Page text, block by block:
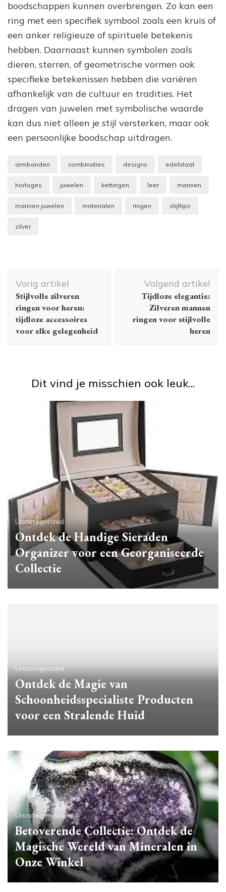
boodschappen kunnen overbrengen. Zo kan een
ring met een specifiek symbool zoals een kruis of
een anker religieuze of spirituele betekenis
hebben. Daarnaast kunnen symbolen zoals
dieren, sterren, of geometrische vormen ook
specifieke betekenissen hebben die variëren
afhankelijk van de cultuur en tradities. Het
dragen van juwelen met symbolische waarde
kan dus niet alleen je stijl versterken, maar ook
een persoonlijke boodschap uitdragen.
armbanden combinaties designs edelstaal
horloges juwelen kettingen leer mannen
mannen juwelen materialen ringen stijltips
zilver
Vorig artikel
Stijlvolle zilveren
ringen voor heren:
tijdloze accessoires
voor elke gelegenheid
Volgend artikel
Tijdloze elegantie:
Zilveren mannen
ringen voor stijlvolle
heren
Dit vind je misschien ook leuk...
Uncategorized
Ontdek de Handige Sieraden
Organizer voor een Georganiseerde
Collectie
Uncategorized
Ontdek de Magie van
Schoonheidsspecialiste Producten
voor een Stralende Huid
Uncategorized
Betoverende Collectie: Ontdek de
Magische Wereld van Mineralen in
Onze Winkel